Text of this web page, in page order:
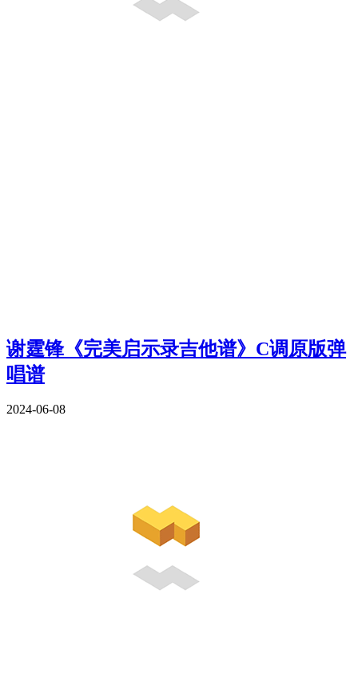
谢霆锋《完美启示录吉他谱》C调原版弹
唱谱
2024-06-08